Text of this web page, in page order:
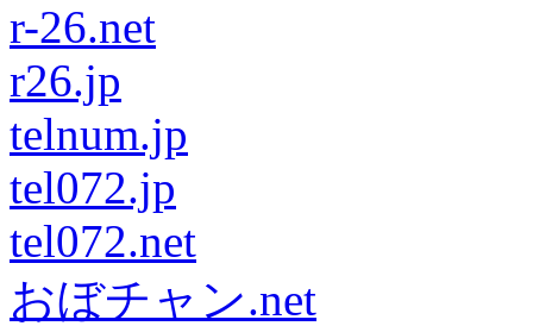
r-26.net
r26.jp
telnum.jp
tel072.jp
tel072.net
おぼチャン.net